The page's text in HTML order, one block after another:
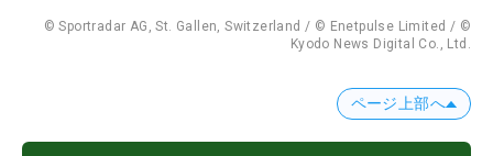
© Sportradar AG, St. Gallen, Switzerland / © Enetpulse Limited / ©
Kyodo News Digital Co., Ltd.
ページ上部へ